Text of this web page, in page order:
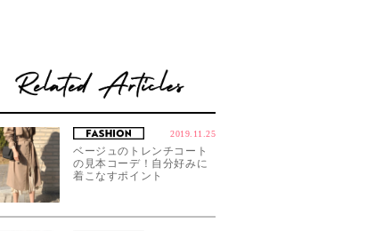
2019.11.25
ベージュのトレンチコート
の見本コーデ！自分好みに
着こなすポイント